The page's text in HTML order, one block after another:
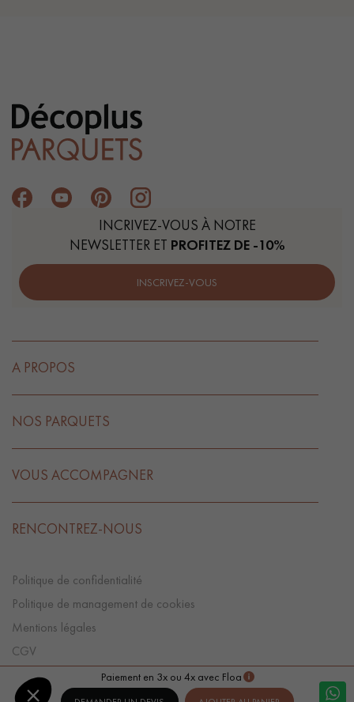
Paiement en 3x ou 4x avec Floa
INCRIVEZ-VOUS À NOTRE
NEWSLETTER ET PROFITEZ DE -10%
INSCRIVEZ-VOUS
A PROPOS
NOS PARQUETS
VOUS ACCOMPAGNER
RENCONTREZ-NOUS
Politique de confidentialité
Politique de management de cookies
Mentions légales
CGV
Préférences Cookies